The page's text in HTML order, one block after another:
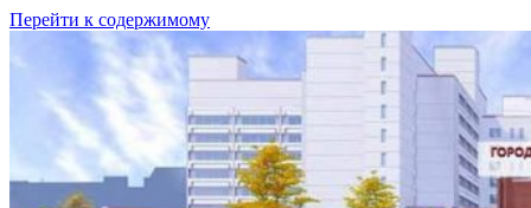
Перейти к содержимому